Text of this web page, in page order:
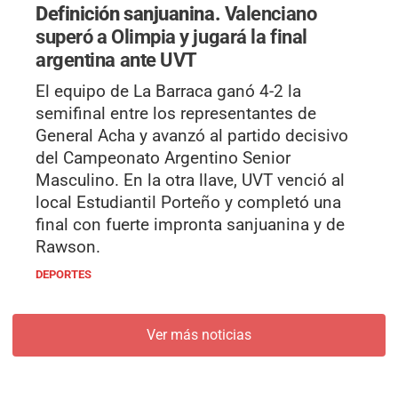
Definición sanjuanina. Valenciano
superó a Olimpia y jugará la final
argentina ante UVT
El equipo de La Barraca ganó 4-2 la
semifinal entre los representantes de
General Acha y avanzó al partido decisivo
del Campeonato Argentino Senior
Masculino. En la otra llave, UVT venció al
local Estudiantil Porteño y completó una
final con fuerte impronta sanjuanina y de
Rawson.
DEPORTES
Ver más noticias